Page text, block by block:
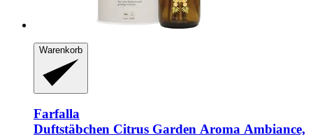
Warenkorb
Farfalla
Duftstäbchen Citrus Garden Aroma Ambiance,